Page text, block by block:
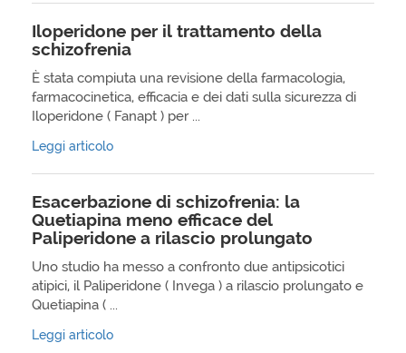
Iloperidone per il trattamento della
schizofrenia
È stata compiuta una revisione della farmacologia,
farmacocinetica, efficacia e dei dati sulla sicurezza di
Iloperidone ( Fanapt ) per ...
Leggi articolo
Esacerbazione di schizofrenia: la
Quetiapina meno efficace del
Paliperidone a rilascio prolungato
Uno studio ha messo a confronto due antipsicotici
atipici, il Paliperidone ( Invega ) a rilascio prolungato e
Quetiapina ( ...
Leggi articolo